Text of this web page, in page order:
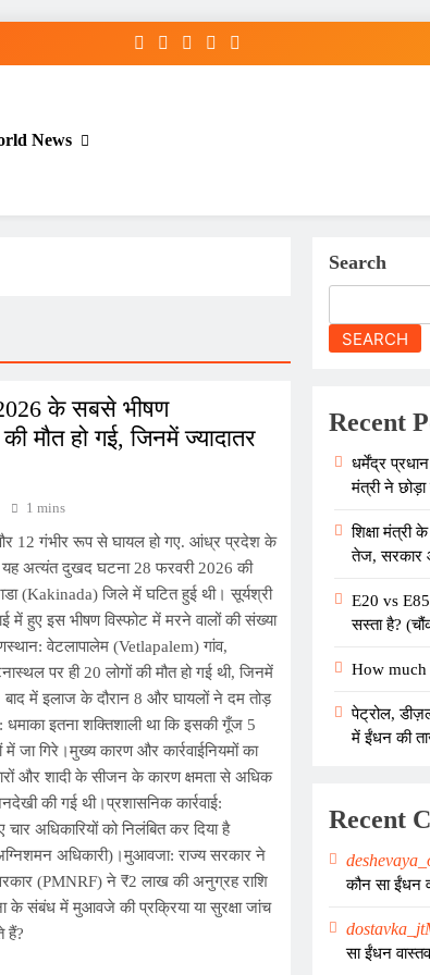
News
के सबसे भीषण
मौत हो गई, जिनमें ज्यादातर
1 mins
12 गंभीर रूप से घायल हो गए. आंध्र प्रदेश के
अत्यंत दुखद घटना 28 फरवरी 2026 की
(Kakinada) जिले में घटित हुई थी। सूर्यश्री
हुए इस भीषण विस्फोट में मरने वालों की संख्या
वेटलापालेम (Vetlapalem) गांव,
पर ही 20 लोगों की मौत हो गई थी, जिनमें
में इलाज के दौरान 8 और घायलों ने दम तोड़
इतना शक्तिशाली था कि इसकी गूँज 5
गिरे।मुख्य कारण और कार्रवाईनियमों का
और शादी के सीजन के कारण क्षमता से अधिक
की गई थी।प्रशासनिक कार्रवाई:
अधिकारियों को निलंबित कर दिया है
अधिकारी)।मुआवजा: राज्य सरकार ने
(PMNRF) ने ₹2 लाख की अनुग्रह राशि
के संबंध में मुआवजे की प्रक्रिया या सुरक्षा जांच
हैं?
Search
SEARCH
Recent
धर्मेंद्र
मंत्री ने
शिक्षा मंत्री
तेज, सरकार
E20 vs
सस्ता है?
How much
पेट्रोल,
में ईंधन की
Recent
कौन सा ईंधन
सा ईंधन
first purchase